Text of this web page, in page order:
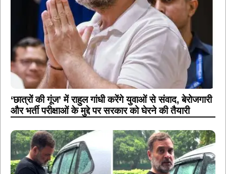
‘छात्रों की गूंज’ में राहुल गांधी करेंगे युवाओं से संवाद, बेरोजगारी
और भर्ती परीक्षाओं के मुद्दे पर सरकार को घेरने की तैयारी